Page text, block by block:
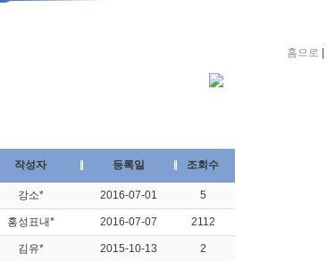
홈으로
작성자 등록일 조회수
강소* 2016-07-01 5
홍성표내* 2016-07-07 2112
김유* 2015-10-13 2